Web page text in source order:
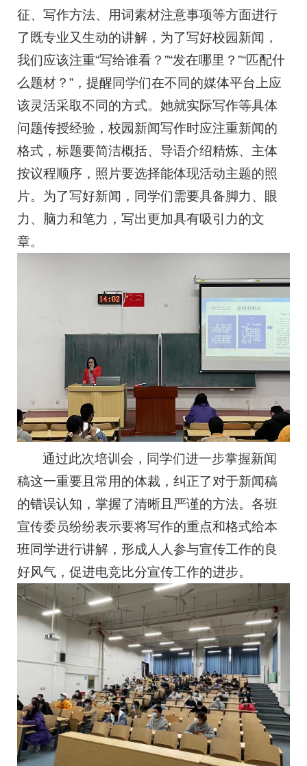
征、写作方法、用词素材注意事项等方面进行
了既专业又生动的讲解，为了写好校园新闻，
我们应该注重“写给谁看？”“发在哪里？”“匹配什
么题材？”，提醒同学们在不同的媒体平台上应
该灵活采取不同的方式。她就实际写作等具体
问题传授经验，校园新闻写作时应注重新闻的
格式，标题要简洁概括、导语介绍精炼、主体
按议程顺序，照片要选择能体现活动主题的照
片。为了写好新闻，同学们需要具备脚力、眼
力、脑力和笔力，写出更加具有吸引力的文
章。
通过此次培训会，同学们进一步掌握新闻
稿这一重要且常用的体裁，纠正了对于新闻稿
的错误认知，掌握了清晰且严谨的方法。各班
宣传委员纷纷表示要将写作的重点和格式给本
班同学进行讲解，形成人人参与宣传工作的良
好风气，促进电竞比分宣传工作的进步。